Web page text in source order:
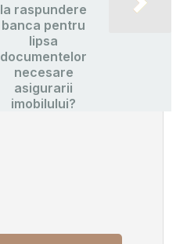
la raspundere
banca pentru
lipsa
documentelor
necesare
asigurarii
imobilului?